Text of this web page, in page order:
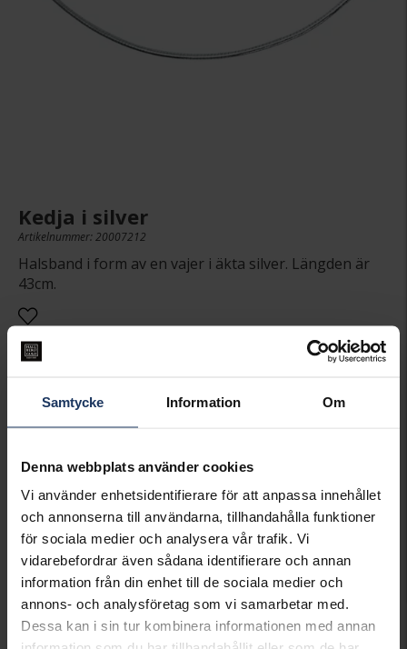
Samtycke Information Om
Denna webbplats använder cookies
Vi använder enhetsidentifierare för att anpassa innehållet
och annonserna till användarna, tillhandahålla funktioner
för sociala medier och analysera vår trafik. Vi
vidarebefordrar även sådana identifierare och annan
information från din enhet till de sociala medier och
annons- och analysföretag som vi samarbetar med.
Dessa kan i sin tur kombinera informationen med annan
Kedja i silver
Artikelnummer: 20007212
Halsband i form av en vajer i äkta silver. Längden är
43cm.
445:-
PRESENTINSLAGNING
LÄGG I VARUKORGEN
Lagervara.
Leveranstid 3-7 arbetsdagar.
INFO
BREDD CA (MM)
1.0
HÖJD CA (MM)
1.0